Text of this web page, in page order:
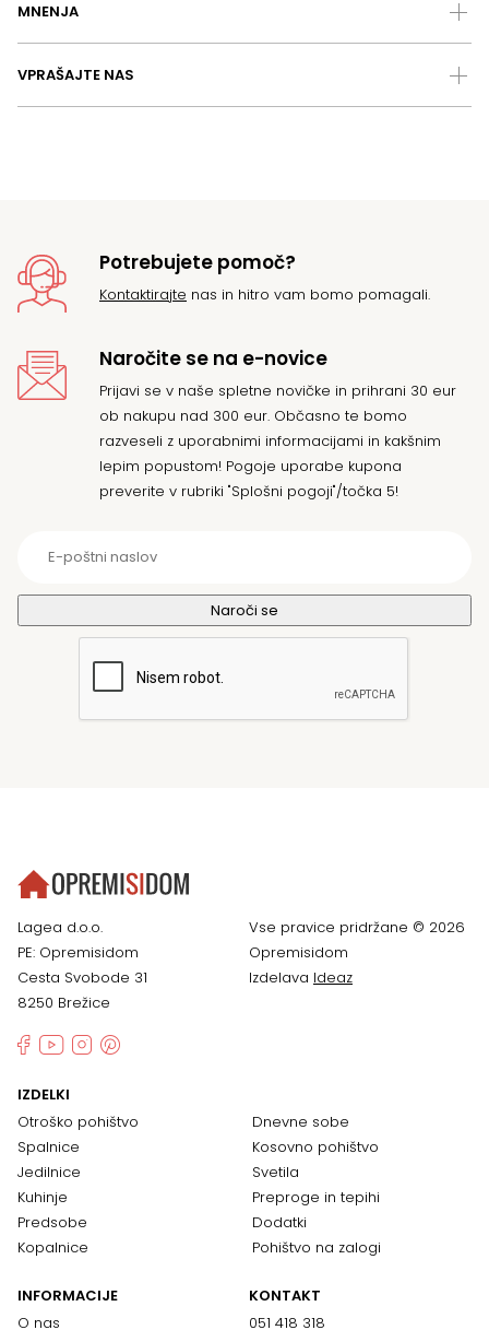
MNENJA
VPRAŠAJTE NAS
Potrebujete pomoč?
Kontaktirajte nas in hitro vam bomo pomagali.
Naročite se na e-novice
Prijavi se v naše spletne novičke in prihrani 30 eur
ob nakupu nad 300 eur. Občasno te bomo
razveseli z uporabnimi informacijami in kakšnim
lepim popustom! Pogoje uporabe kupona
preverite v rubriki "Splošni pogoji"/točka 5!
Lagea d.o.o.
PE: Opremisidom
Cesta Svobode 31
8250 Brežice
Vse pravice pridržane © 2026
Opremisidom
Izdelava Ideaz
IZDELKI
Otroško pohištvo
Spalnice
Jedilnice
Kuhinje
Predsobe
Kopalnice
Dnevne sobe
Kosovno pohištvo
Svetila
Preproge in tepihi
Dodatki
Pohištvo na zalogi
INFORMACIJE
O nas
KONTAKT
051 418 318